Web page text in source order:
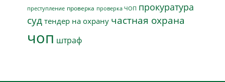
преступление проверка проверка ЧОП прокуратура
суд тендер на охрану частная охрана
чоп штраф